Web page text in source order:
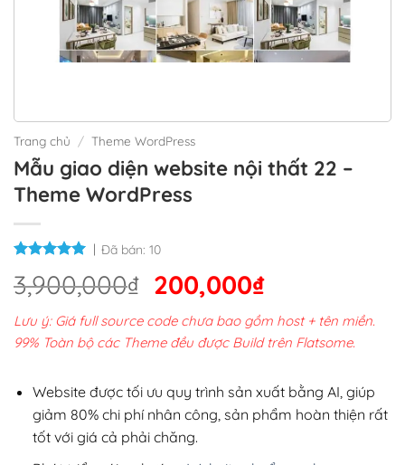
Trang chủ / Theme WordPress
Mẫu giao diện website nội thất 22 –
Theme WordPress
Đã bán: 10
3,900,000₫ Giá
gốc
là:
3,900,000₫.
200,000₫Giá
hiện
tại
200,000₫.
Lưu ý: Giá full source code chưa bao gồm host + tên miền.
99% Toàn bộ các Theme đều được Build trên Flatsome.
Website được tối ưu quy trình sản xuất bằng AI, giúp
giảm 80% chi phí nhân công, sản phẩm hoàn thiện rất
tốt với giá cả phải chăng.